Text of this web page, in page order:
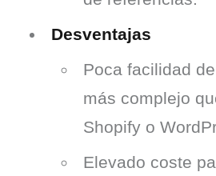
Desventajas
Poca facilidad
más complejo
Shopify o
Elevado coste